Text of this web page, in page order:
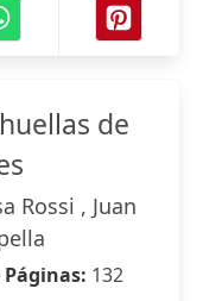
de
Rossi , Juan
132